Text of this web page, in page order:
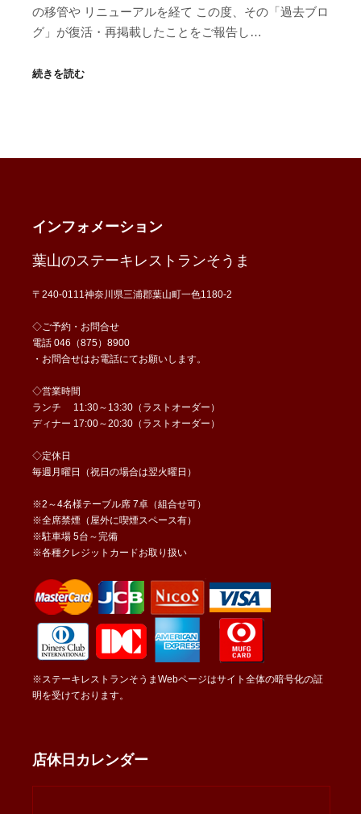
の移管や リニューアルを経て この度、その「過去ブロ
グ」が復活・再掲載したことをご報告し…
続きを読む
インフォメーション
葉山のステーキレストランそうま
〒240-0111神奈川県三浦郡葉山町一色1180-2
◇ご予約・お問合せ
電話 046（875）8900
・お問合せはお電話にてお願いします。
◇営業時間
ランチ 11:30～13:30（ラストオーダー）
ディナー 17:00～20:30（ラストオーダー）
◇定休日
毎週月曜日（祝日の場合は翌火曜日）
※2～4名様テーブル席 7卓（組合せ可）
※全席禁煙（屋外に喫煙スペース有）
※駐車場 5台～完備
※各種クレジットカードお取り扱い
※ステーキレストランそうまWebページはサイト全体の暗号化の証
明を受けております。
店休日カレンダー